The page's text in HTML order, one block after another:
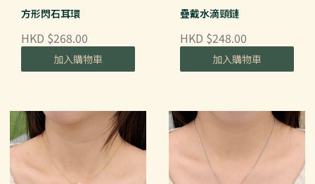
方形閃石耳環
HKD $268.00
加入購物車
疊戴水滴頸鏈
HKD $248.00
加入購物車